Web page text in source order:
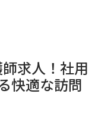
求人！社用
快適な訪問